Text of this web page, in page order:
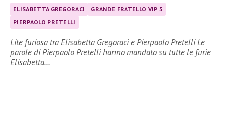
ELISABETTA GREGORACI
GRANDE FRATELLO VIP 5
PIERPAOLO PRETELLI
Lite furiosa tra Elisabetta Gregoraci e Pierpaolo Pretelli Le
parole di Pierpaolo Pretelli hanno mandato su tutte le furie
Elisabetta…